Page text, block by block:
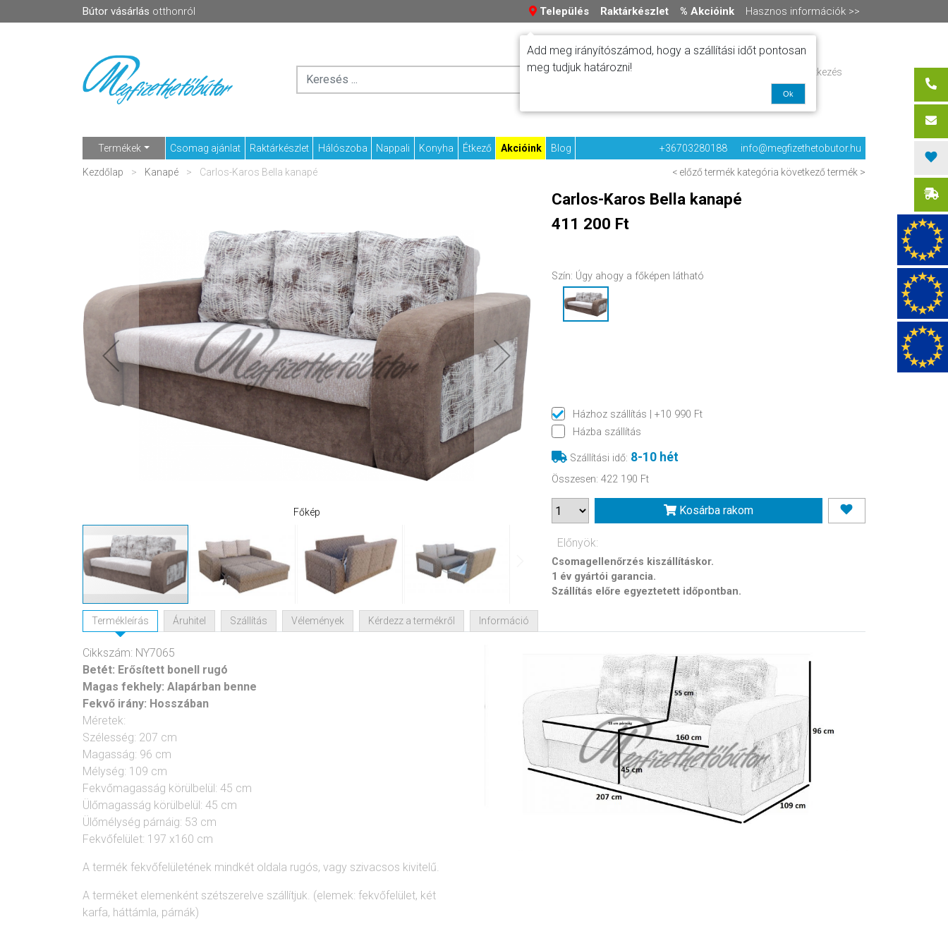
Bútor vásárlás otthonról Település Raktárkészlet % Akcióink Hasznos információk >>
Szállítás
Regisztráció / bejelentkezés
0 Ft
Termékek Csomag ajánlat Raktárkészlet Hálószoba Nappali Konyha Étkező Akcióink Blog +36703280188 info@megfizethetobutor.hu
Kezdőlap Kanapé Carlos-Karos Bella kanapé < előző termék kategória következő termék >
Főkép Nyitott
Carlos-Karos Bella kanapé
411 200 Ft
Szín: Úgy ahogy a főképen látható
Házhoz szállítás
| +10 990 Ft
Házba szállítás
Szállítási idő: 8-10 hét
Összesen: 422 190 Ft
Kosárba rakom
Előnyök:
Csomagellenőrzés kiszállításkor.
1 év gyártói garancia.
Szállítás előre egyeztetett időpontban.
Termékleírás Áruhitel Szállítás Vélemények Kérdezz a termékről Információ
Cikkszám: NY7065
Betét: Erősített bonell rugó
Magas fekhely: Alapárban benne
Fekvő irány: Hosszában
Méretek:
Szélesség: 207 cm
Magasság: 96 cm
Mélység: 109 cm
Fekvőmagasság körülbelül: 45 cm
Ülőmagasság körülbelül: 45 cm
Ülőmélység párnáig: 53 cm
Fekvőfelület: 197 x160 cm
A termék fekvőfelületének mindkét oldala rugós, vagy szivacsos kivitelű.
A terméket elemenként szétszerelve szállítjuk. (elemek: fekvőfelület, két
karfa, háttámla, párnák)
Add meg irányítószámod, hogy a szállítási időt pontosan
meg tudjuk határozni!
Ok